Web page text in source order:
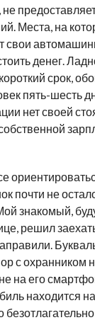
Места, на
свои
денег.
срок,
пять-шесть
нет своей
почти не
знакомый,
решил
с охранником
на его
находится